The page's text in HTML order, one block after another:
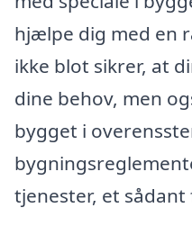
hjælpe dig med en
ikke blot sikrer, at
dine behov, men
bygget i
tjenester, et